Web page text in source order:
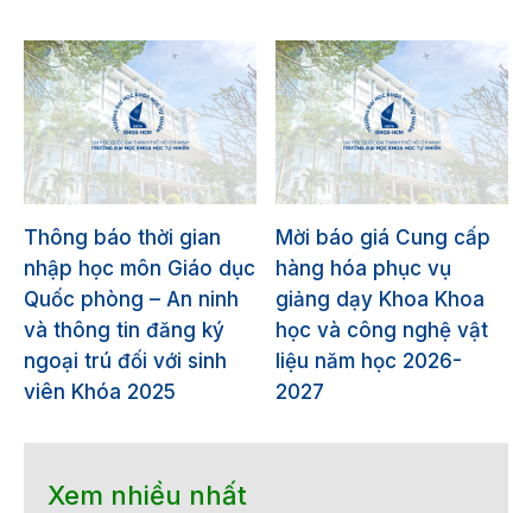
Thông báo thời gian
nhập học môn Giáo dục
Quốc phòng – An ninh
và thông tin đăng ký
ngoại trú đối với sinh
viên Khóa 2025
Mời báo giá Cung cấp
hàng hóa phục vụ
giảng dạy Khoa Khoa
học và công nghệ vật
liệu năm học 2026-
2027
Xem nhiều nhất